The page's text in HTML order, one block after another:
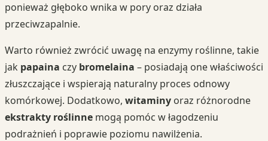
ponieważ głęboko wnika w pory oraz działa
przeciwzapalnie.
Warto również zwrócić uwagę na enzymy roślinne, takie
jak papaina czy bromelaina – posiadają one właściwości
złuszczające i wspierają naturalny proces odnowy
komórkowej. Dodatkowo, witaminy oraz różnorodne
ekstrakty roślinne mogą pomóc w łagodzeniu
podrażnień i poprawie poziomu nawilżenia.